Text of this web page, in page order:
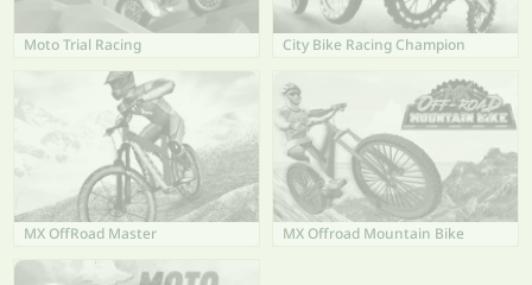
Moto Trial Racing City Bike Racing Champion
MX OffRoad Master MX Offroad Mountain Bike